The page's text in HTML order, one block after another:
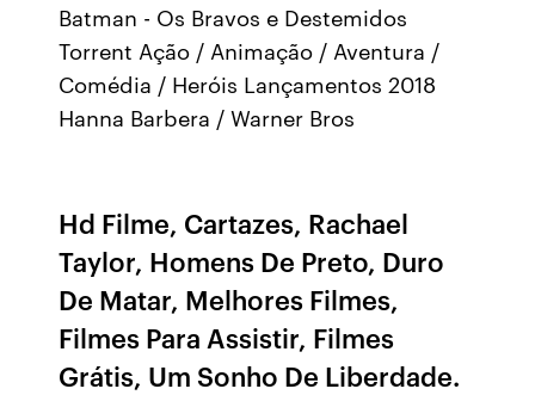
Batman - Os Bravos e Destemidos
Torrent Ação / Animação / Aventura /
Comédia / Heróis Lançamentos 2018
Hanna Barbera / Warner Bros
Hd Filme, Cartazes, Rachael
Taylor, Homens De Preto, Duro
De Matar, Melhores Filmes,
Filmes Para Assistir, Filmes
Grátis, Um Sonho De Liberdade.